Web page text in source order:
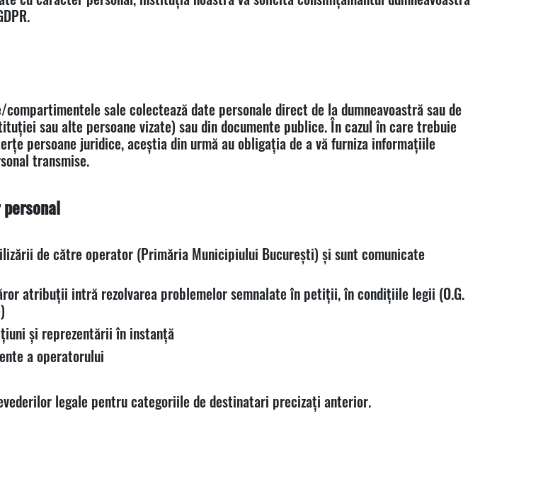
sale colectează date personale direct de la dumneavoastră sau de
sau alte persoane vizate) sau din documente publice. În cazul în care trebuie
persoane juridice, aceștia din urmă au obligația de a vă furniza informațiile
transmise.
de către operator (Primăria Municipiului București) și sunt comunicate
atribuții intră rezolvarea problemelor semnalate în petiții, în condițiile legii (O.G.
și reprezentării în instanță
a operatorului
legale pentru categoriile de destinatari precizați anterior.